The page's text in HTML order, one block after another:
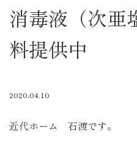
消毒液（次亜
料提供中
2020.04.10
近代ホーム 石渡です。